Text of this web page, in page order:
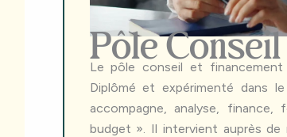
Pôle
Le pôle conseil et
Diplômé et expérimenté dans
accompagne, analyse,
budget ». Il intervient auprès de